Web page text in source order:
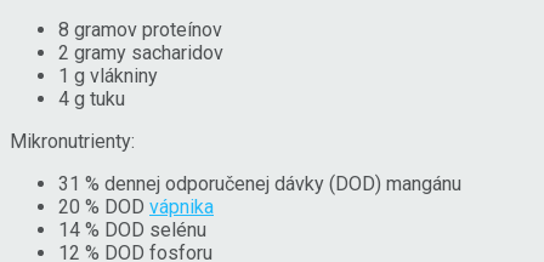
8 gramov proteínov
2 gramy sacharidov
1 g vlákniny
4 g tuku
Mikronutrienty:
31 % dennej odporučenej dávky (DOD) mangánu
20 % DOD vápnika
14 % DOD selénu
12 % DOD fosforu